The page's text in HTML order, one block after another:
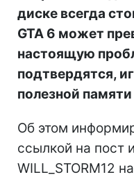
диске всегда
GTA 6 может
настоящую
подтвердятся,
полезной
Об этом
ссылкой на пост
WILL_STORM12 на